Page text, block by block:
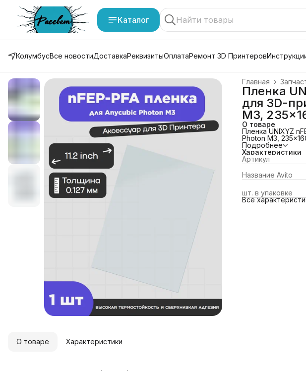
Каталог
КолумбусВсе новостиДоставкаРеквизитыОплатаРемонт 3D Принтеров
Главная ›
Пленка
для 3D-
M3,
О товаре
Пленка UNIXYZ
Photon M3,
Подробнее
Характеристики
Артикул
Название Avito
шт. в упаковке
Все
О товаре Характеристики